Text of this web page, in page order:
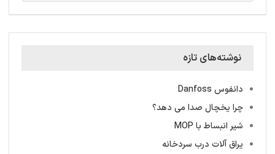
نوشته‌های تازه
دانفوس Danfoss
چرا یخچال صدا می دهد؟
شیر انبساط با MOP
یراق آلات درب سردخانه